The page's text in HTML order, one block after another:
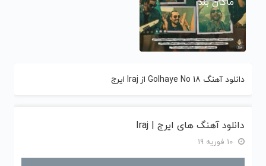
دانلود آهنگ Golhaye No 18 از Iraj ایرج
دانلود آهنگ های ایرج | Iraj